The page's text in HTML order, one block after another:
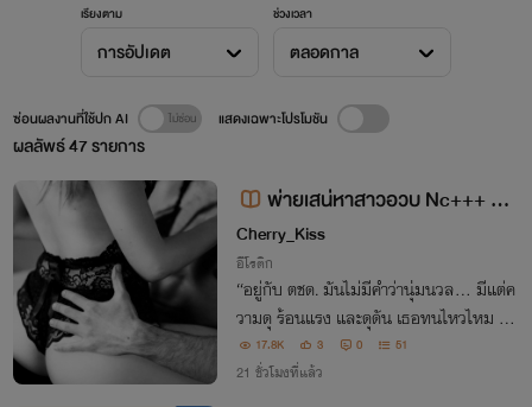
เรียงตาม
การอัปเดต
ช่วงเวลา
ตลอดกาล
ผลลัพธ์47รายการ
ซ่อนผลงานที่ใช้ปก AI แสดงเฉพาะโปรโมชัน
พ่ายเสน่หาสาวอวบ Nc+++ อ่า
นฟรีไม่ติดเหรียญ
Cherry_Kiss
อีโรติก
“อยู่กับ ตชด. มันไม่มีคำว่านุ่มนวล... มีแต่ค
วามดุ ร้อนแรง และดุดัน เธอทนไหวไหม บัว
ตอง?”
17.8K 3 0 51
21 ชั่วโมงที่แล้ว